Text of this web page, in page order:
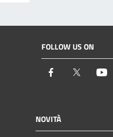
FOLLOW US ON
Facebook Twitter
NOVITÀ